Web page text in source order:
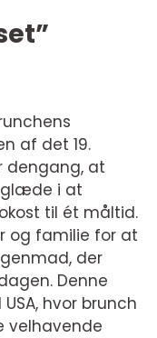
af det 19.
dengang, at
glæde i at
til ét måltid.
og familie for at
der
Denne
hvor brunch
velhavende